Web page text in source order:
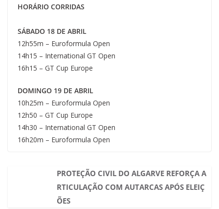
HORÁRIO CORRIDAS
SÁBADO 18 DE ABRIL
12h55m – Euroformula Open
14h15 – International GT Open
16h15 – GT Cup Europe
DOMINGO 19 DE ABRIL
10h25m – Euroformula Open
12h50 – GT Cup Europe
14h30 – International GT Open
16h20m – Euroformula Open
PROTEÇÃO CIVIL DO ALGARVE REFORÇA A
RTICULAÇÃO COM AUTARCAS APÓS ELEIÇ
ÕES